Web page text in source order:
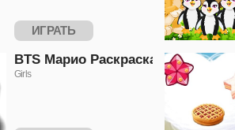
ИГРАТЬ
BTS Марио Раскраска
Girls